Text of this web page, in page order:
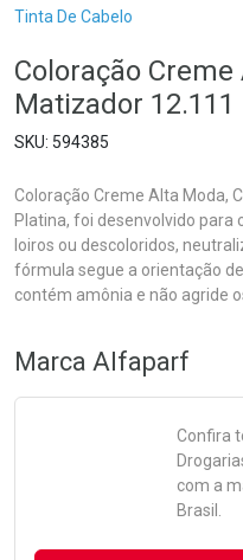
Breadcrumb
Tinta De Cabelo
Coloração
Matizador
594385
Coloração Creme Alta Moda,
Platina, foi desenvolvido para
loiros ou descoloridos,
fórmula segue a orientação
contém amônia e não agride
Marca Alfaparf
Confira
com a
Brasil.